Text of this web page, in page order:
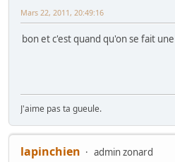
Mars 22, 2011, 20:49:16
bon et c'est quand qu'on se fait
J'aime pas ta gueule.
lapinchien
admin zonard